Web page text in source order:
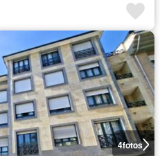
4fotos